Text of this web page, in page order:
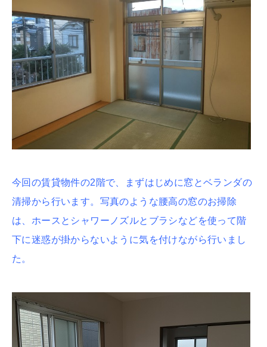
今回の賃貸物件の2階で、まずはじめに窓とベランダの
清掃から行います。写真のような腰高の窓のお掃除
は、ホースとシャワーノズルとブラシなどを使って階
下に迷惑が掛からないように気を付けながら行いまし
た。